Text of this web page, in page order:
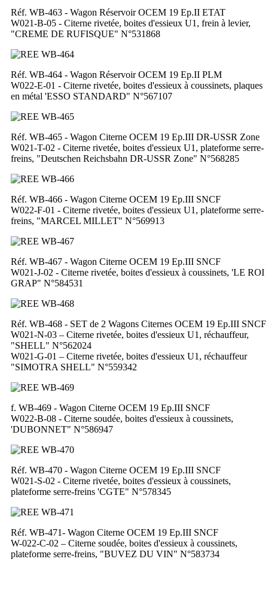
Réf. WB-463 - Wagon Réservoir OCEM 19 Ep.II ETAT
W021-B-05 - Citerne rivetée, boites d'essieux U1, frein à levier,
"CREME DE RUFISQUE" N°531868
Réf. WB-464 - Wagon Réservoir OCEM 19 Ep.II PLM
W022-E-01 - Citerne rivetée, boites d'essieux à coussinets, plaques
en métal 'ESSO STANDARD" N°567107
Réf. WB-465 - Wagon Citerne OCEM 19 Ep.III DR-USSR Zone
W021-T-02 - Citerne rivetée, boites d'essieux U1, plateforme serre-
freins, "Deutschen Reichsbahn DR-USSR Zone" N°568285
Réf. WB-466 - Wagon Citerne OCEM 19 Ep.III SNCF
W022-F-01 - Citerne rivetée, boites d'essieux U1, plateforme serre-
freins, "MARCEL MILLET" N°569913
Réf. WB-467 - Wagon Citerne OCEM 19 Ep.III SNCF
W021-J-02 - Citerne rivetée, boites d'essieux à coussinets, 'LE ROI
GRAP" N°584531
Réf. WB-468 - SET de 2 Wagons Citernes OCEM 19 Ep.III SNCF
W021-N-03 – Citerne rivetée, boites d'essieux U1, réchauffeur,
"SHELL" N°562024
W021-G-01 – Citerne rivetée, boites d'essieux U1, réchauffeur
"SIMOTRA SHELL" N°559342
f. WB-469 - Wagon Citerne OCEM 19 Ep.III SNCF
W022-B-08 - Citerne soudée, boites d'essieux à coussinets,
'DUBONNET" N°586947
Réf. WB-470 - Wagon Citerne OCEM 19 Ep.III SNCF
W021-S-02 - Citerne rivetée, boites d'essieux à coussinets,
plateforme serre-freins 'CGTE" N°578345
Réf. WB-471- Wagon Citerne OCEM 19 Ep.III SNCF
W-022-C-02 – Citerne soudée, boites d'essieux à coussinets,
plateforme serre-freins, "BUVEZ DU VIN" N°583734